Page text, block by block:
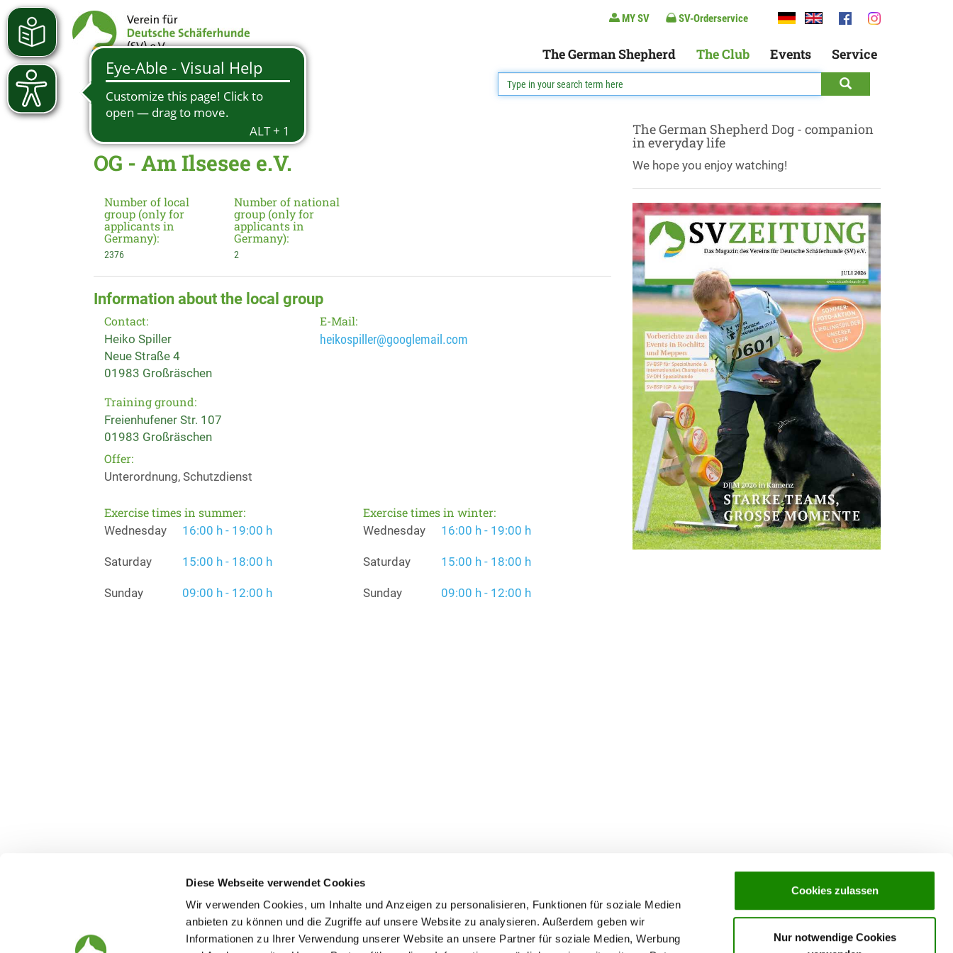
Diese Webseite verwendet Cookies
Wir verwenden Cookies, um Inhalte und Anzeigen zu personalisieren, Funktionen für soziale Medien
anbieten zu können und die Zugriffe auf unsere Website zu analysieren. Außerdem geben wir
Informationen zu Ihrer Verwendung unserer Website an unsere Partner für soziale Medien, Werbung
Cookies zulassen
Nur notwendige Cookies
MY SV SV-Orderservice
The German Shepherd The Club Events Service
OG - Am Ilsesee e.V.
Number of local
group (only for
applicants in
Germany):
2376
Number of national
group (only for
applicants in
Germany):
2
Information about the local group
Contact:
Heiko Spiller
Neue Straße 4
01983 Großräschen
Training ground:
Freienhufener Str. 107
01983 Großräschen
E-Mail:
heikospiller@googlemail.com
Offer:
Unterordnung, Schutzdienst
Exercise times in summer:
Wednesday 16:00 h - 19:00 h
Saturday 15:00 h - 18:00 h
Sunday 09:00 h - 12:00 h
Exercise times in winter:
Wednesday 16:00 h - 19:00 h
Saturday 15:00 h - 18:00 h
Sunday 09:00 h - 12:00 h
The German Shepherd Dog - companion
in everyday life
We hope you enjoy watching!
The German Shepherd The Club Events Service